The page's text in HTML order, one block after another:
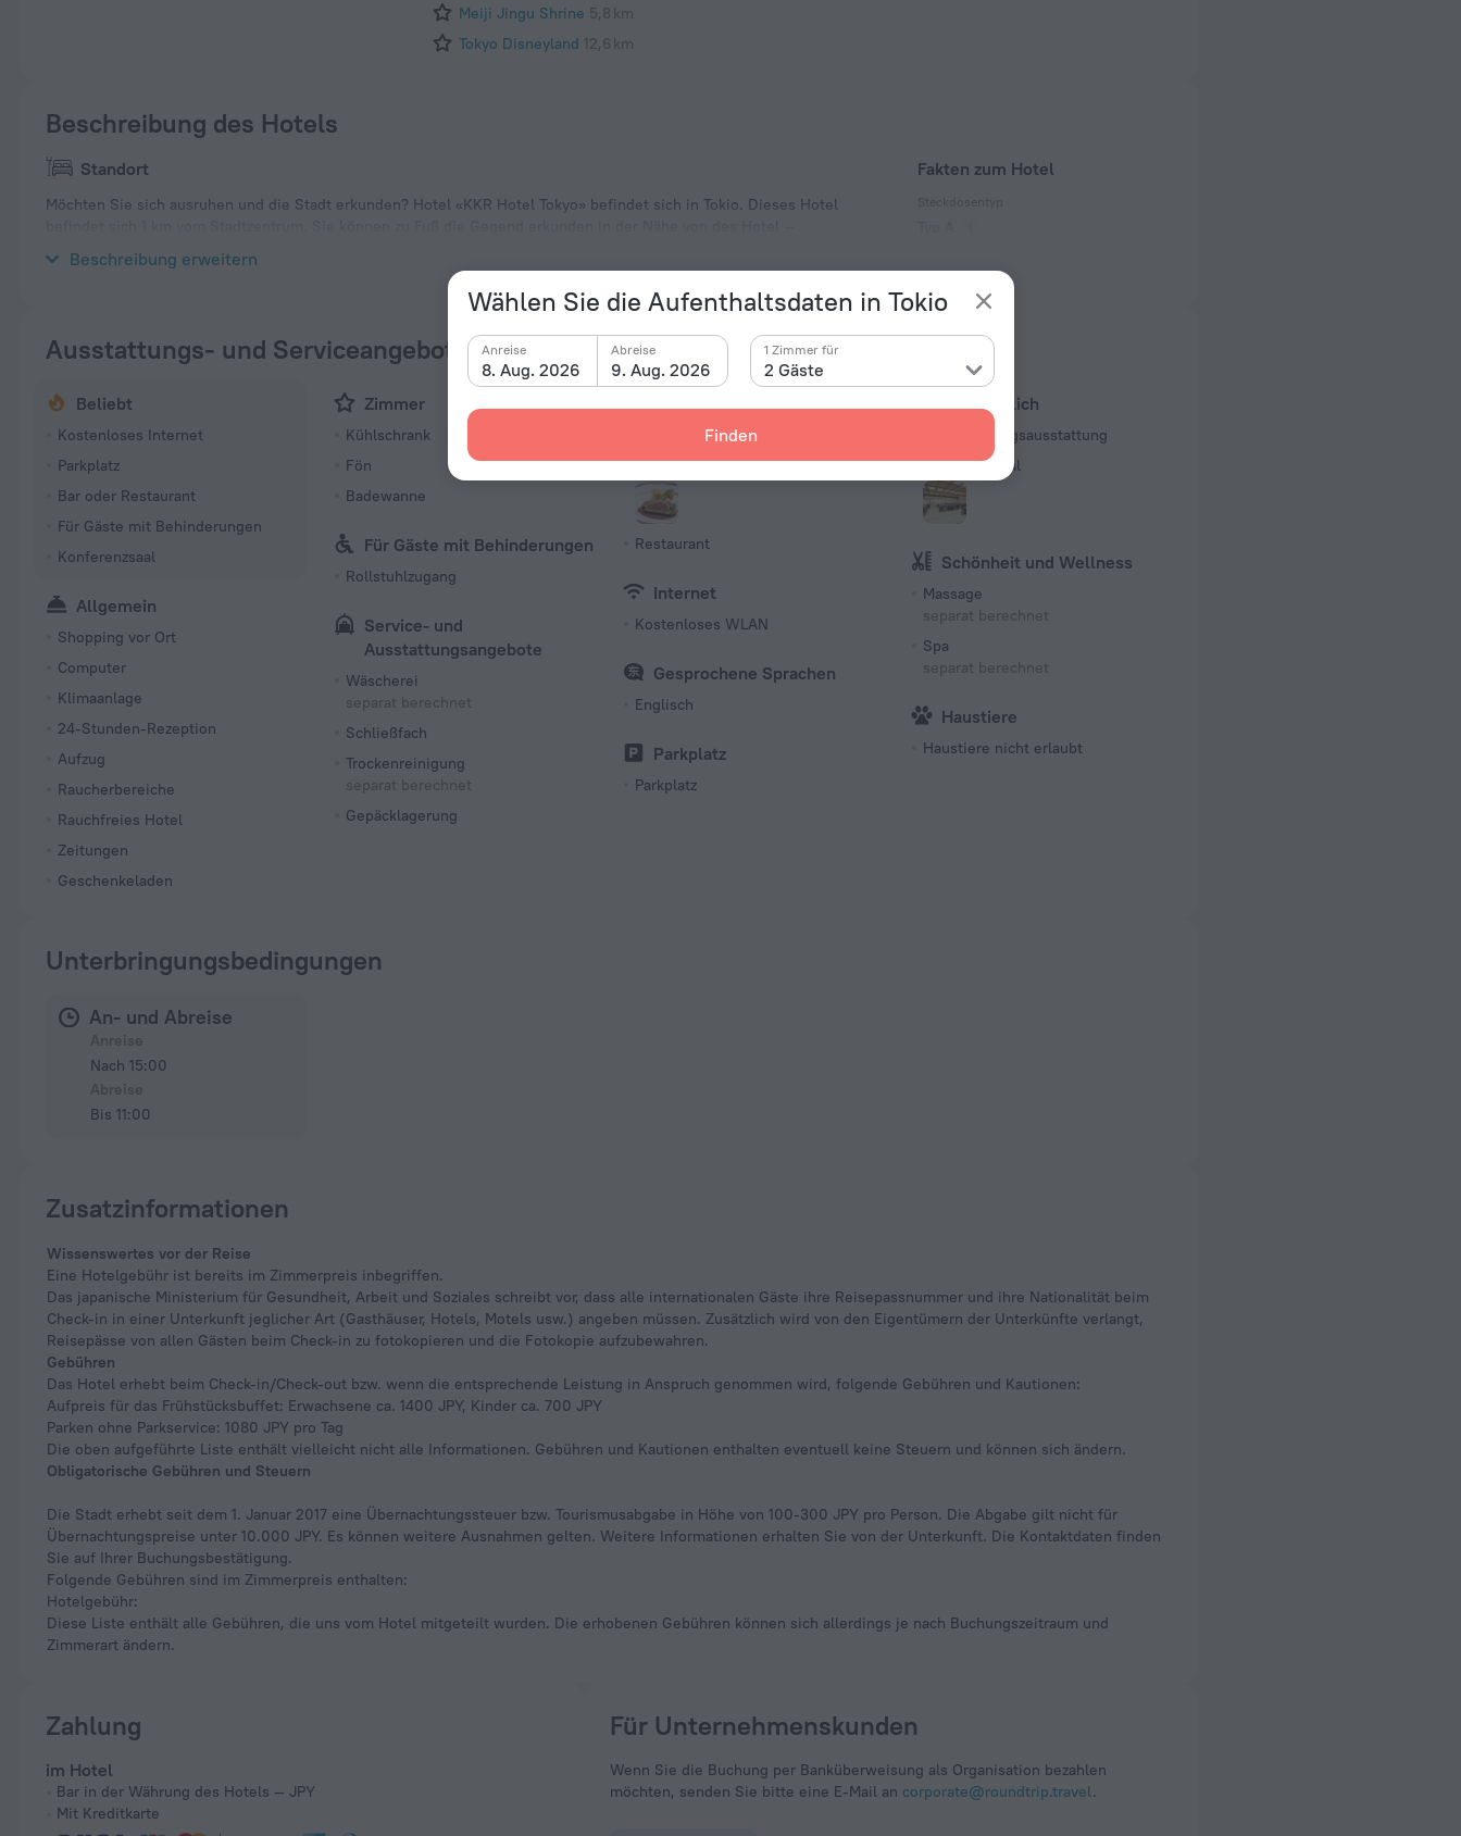
Wählen Sie die Aufenthaltsdaten in Tokio
8. Aug. 2026
Anreise
9. Aug. 2026
Abreise
2 Gäste
1 Zimmer für
Finden
Meiji Jingu Shrine 5,8 km
Tokyo Disneyland 12,6 km
Beschreibung des Hotels
Standort
Möchten Sie sich ausruhen und die Stadt erkunden? Hotel «KKR Hotel Tokyo» befindet sich in Tokio. Dieses Hotel
Beschreibung erweitern
Fakten zum Hotel
(geerdet)
100 V / 50, 60 Hz
Anzahl der Zimmer und Etagen
161 Zimmer, 15 Etagen
Ausstattungs- und Serviceangebote
Beliebt
Kostenloses Internet
Parkplatz
Bar oder Restaurant
Für Gäste mit Behinderungen
Konferenzsaal
Allgemein
Shopping vor Ort
Computer
Klimaanlage
24-Stunden-Rezeption
Aufzug
Raucherbereiche
Rauchfreies Hotel
Zeitungen
Geschenkeladen
Zimmer
Kühlschrank
Fön
Badewanne
Für Gäste mit Behinderungen
Rollstuhlzugang
Service- und
Ausstattungsangebote
Wäscherei
separat berechnet
Schließfach
Trockenreinigung
separat berechnet
Gepäcklagerung
Mahlzeiten
Frühstück
Restaurant
Internet
Kostenloses WLAN
Gesprochene Sprachen
Englisch
Parkplatz
Parkplatz
Geschäftlich
Veranstaltungsausstattung
Konferenzsaal
Schönheit und Wellness
Massage
separat berechnet
Spa
separat berechnet
Haustiere
Haustiere nicht erlaubt
Unterbringungsbedingungen
An- und Abreise
Nach 15:00
Bis 11:00
Zusatzinformationen
Wissenswertes vor der Reise
Eine Hotelgebühr ist bereits im Zimmerpreis inbegriffen.
Das japanische Ministerium für Gesundheit, Arbeit und Soziales schreibt vor, dass alle internationalen Gäste ihre Reisepassnummer und ihre Nationalität beim
Check-in in einer Unterkunft jeglicher Art (Gasthäuser, Hotels, Motels usw.) angeben müssen. Zusätzlich wird von den Eigentümern der Unterkünfte verlangt,
Reisepässe von allen Gästen beim Check-in zu fotokopieren und die Fotokopie aufzubewahren.
Gebühren
Das Hotel erhebt beim Check-in/Check-out bzw. wenn die entsprechende Leistung in Anspruch genommen wird, folgende Gebühren und Kautionen:
Aufpreis für das Frühstücksbuffet: Erwachsene ca. 1400 JPY, Kinder ca. 700 JPY
Parken ohne Parkservice: 1080 JPY pro Tag
Die oben aufgeführte Liste enthält vielleicht nicht alle Informationen. Gebühren und Kautionen enthalten eventuell keine Steuern und können sich ändern.
Obligatorische Gebühren und Steuern
Die Stadt erhebt seit dem 1. Januar 2017 eine Übernachtungssteuer bzw. Tourismusabgabe in Höhe von 100-300 JPY pro Person. Die Abgabe gilt nicht für
Übernachtungspreise unter 10.000 JPY. Es können weitere Ausnahmen gelten. Weitere Informationen erhalten Sie von der Unterkunft. Die Kontaktdaten finden
Sie auf Ihrer Buchungsbestätigung.
Folgende Gebühren sind im Zimmerpreis enthalten:
Hotelgebühr:
Diese Liste enthält alle Gebühren, die uns vom Hotel mitgeteilt wurden. Die erhobenen Gebühren können sich allerdings je nach Buchungszeitraum und
Zimmerart ändern.
Zahlung
im Hotel
Bar in der Währung des Hotels — JPY
Mit Kreditkarte
Für Unternehmenskunden
Wenn Sie die Buchung per Banküberweisung als Organisation bezahlen
möchten, senden Sie bitte eine E-Mail an corporate@roundtrip.travel.